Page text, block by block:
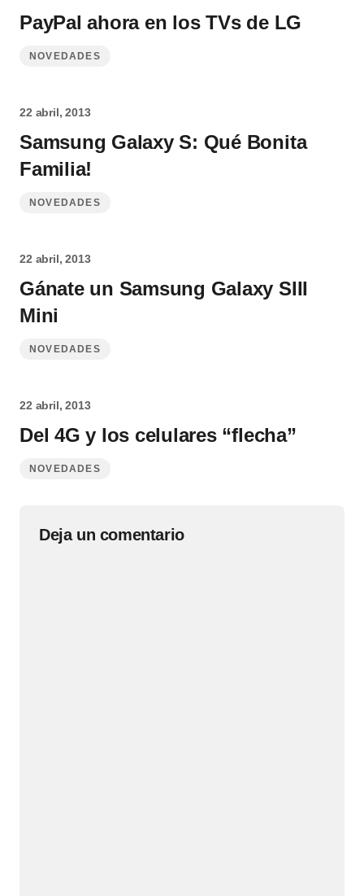
PayPal ahora en los TVs de LG
NOVEDADES
22 abril, 2013
Samsung Galaxy S: Qué Bonita
Familia!
NOVEDADES
22 abril, 2013
Gánate un Samsung Galaxy SIII
Mini
NOVEDADES
22 abril, 2013
Del 4G y los celulares “flecha”
NOVEDADES
Deja un comentario